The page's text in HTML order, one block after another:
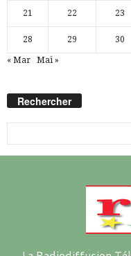
21 22 23
28 29 30
« Mar Mai »
Rechercher